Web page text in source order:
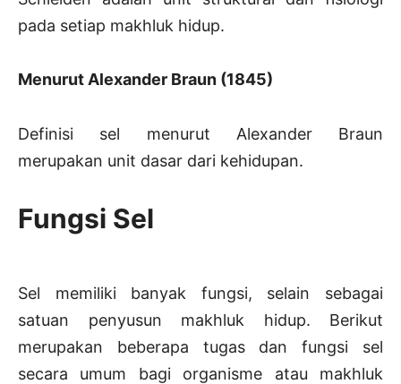
pada setiap makhluk hidup.
Menurut Alexander Braun (1845)
Definisi sel menurut Alexander Braun
merupakan unit dasar dari kehidupan.
Fungsi Sel
Sel memiliki banyak fungsi, selain sebagai
satuan penyusun makhluk hidup. Berikut
merupakan beberapa tugas dan fungsi sel
secara umum bagi organisme atau makhluk